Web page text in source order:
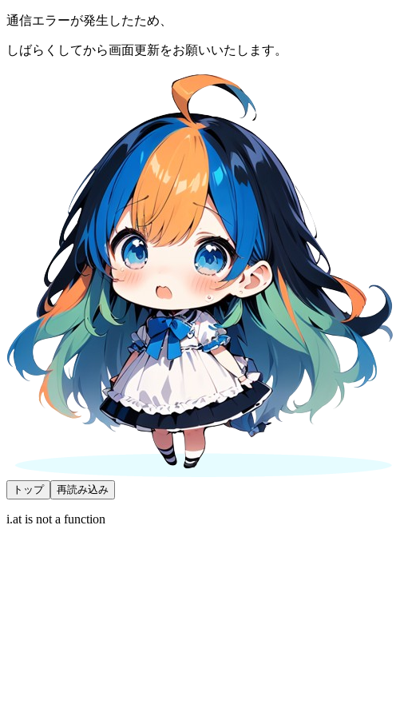
通信エラーが発生したため、
しばらくしてから画面更新をお願いいたします。
トップ 再読み込み
i.at is not a function